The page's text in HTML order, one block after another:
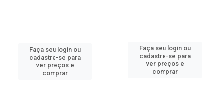
Faça seu login ou
cadastre-se para
ver preços e
comprar
Faça seu login ou
cadastre-se para
ver preços e
comprar